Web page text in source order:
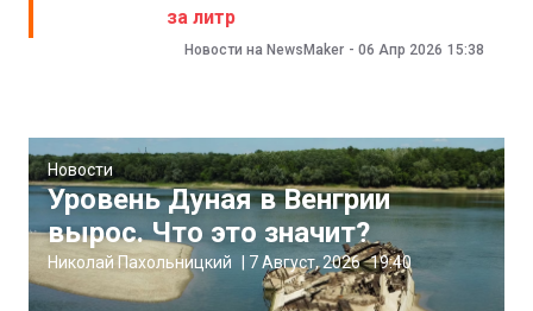
за литр
Новости на NewsMaker - 06 Апр 2026 15:38
Новости
Уровень Дуная в Венгрии
вырос. Что это значит?
Николай Пахольницкий 7 Август, 2026 19:40